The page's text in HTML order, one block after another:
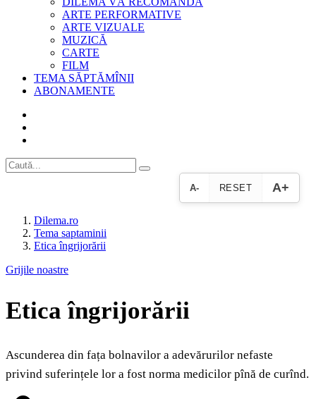
ARTE PERFORMATIVE
ARTE VIZUALE
MUZICĂ
CARTE
FILM
TEMA SĂPTĂMÎNII
ABONAMENTE
A- RESET A+
Dilema.ro
Tema saptaminii
Etica îngrijorării
Grijile noastre
Etica îngrijorării
Ascunderea din fața bolnavilor a adevărurilor nefaste
privind suferințele lor a fost norma medicilor pînă de curînd.